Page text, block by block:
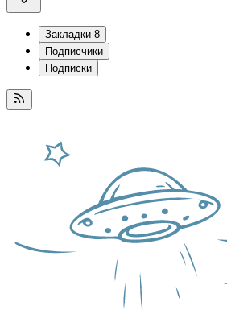
Закладки 8
Подписчики
Подписки